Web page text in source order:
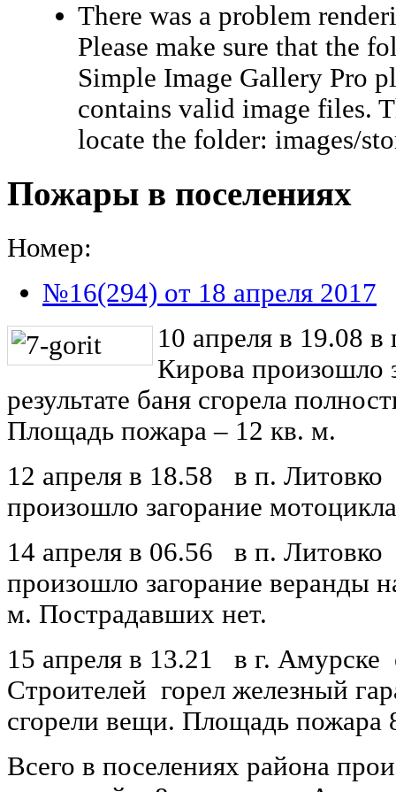
There was a problem
Please make sure that the
Simple Image Gallery Pro
contains valid image files.
locate the folder: images/
Пожары в поселениях
Номер:
№16(294) от 18 апреля 2017
10 апреля в 19.08
Кирова произошло
результате баня сгорела
Площадь пожара – 12 кв. м.
12 апреля в 18.58 в п. Литовко
произошло загорание
14 апреля в 06.56 в п.
произошло загорание веранды
м. Пострадавших нет.
15 апреля в 13.21 в г.
Строителей горел железный
сгорели вещи. Площадь пожара
Всего в поселениях района